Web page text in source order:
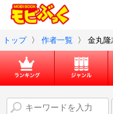
トップ 〉 作者一覧 〉 金丸隆